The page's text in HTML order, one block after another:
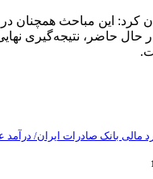
کرد: این مباحث همچنان
حال حاضر، نتیجه‌گیری
بانک صادرات ایران/ درآمد عملیاتی ۸۰